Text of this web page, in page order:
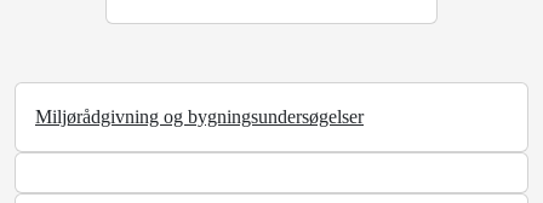
Miljørådgivning og bygningsundersøgelser